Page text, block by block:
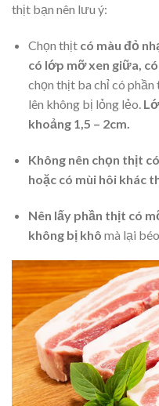
thịt bạn nên lưu ý:
Chọn thịtcó màu đỏ
có lớp mỡ xen giữa,
chọn thịt ba chỉ có
lên không bị lỏng lẻo.
khoảng 1,5 – 2cm.
Không nên chọn thịt
hoặc có mùi hôi khác
Nên lấy phần thịt có
không bị khô mà lại